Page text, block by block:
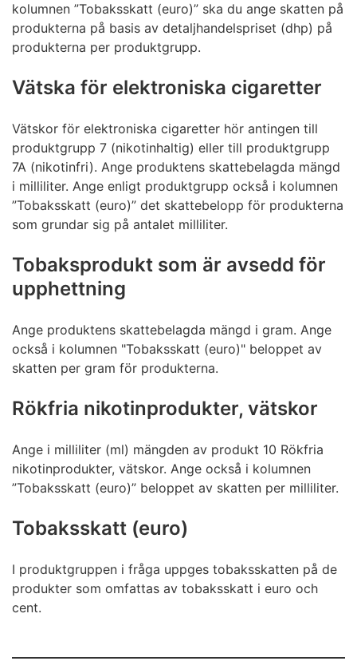
kolumnen ”Tobaksskatt (euro)” ska du ange skatten på
produkterna på basis av detaljhandelspriset (dhp) på
produkterna per produktgrupp.
Vätska för elektroniska cigaretter
Vätskor för elektroniska cigaretter hör antingen till
produktgrupp 7 (nikotinhaltig) eller till produktgrupp
7A (nikotinfri). Ange produktens skattebelagda mängd
i milliliter. Ange enligt produktgrupp också i kolumnen
”Tobaksskatt (euro)” det skattebelopp för produkterna
som grundar sig på antalet milliliter.
Tobaksprodukt som är avsedd för
upphettning
Ange produktens skattebelagda mängd i gram. Ange
också i kolumnen "Tobaksskatt (euro)" beloppet av
skatten per gram för produkterna.
Rökfria nikotinprodukter, vätskor
Ange i milliliter (ml) mängden av produkt 10 Rökfria
nikotinprodukter, vätskor. Ange också i kolumnen
”Tobaksskatt (euro)” beloppet av skatten per milliliter.
Tobaksskatt (euro)
I produktgruppen i fråga uppges tobaksskatten på de
produkter som omfattas av tobaksskatt i euro och
cent.